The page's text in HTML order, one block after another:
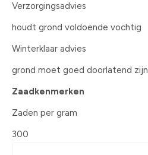
Verzorgingsadvies
houdt grond voldoende vochtig
Winterklaar advies
grond moet goed doorlatend zijn
Zaadkenmerken
Zaden per gram
300